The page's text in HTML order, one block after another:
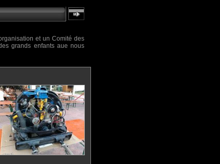
et un Comité des
grands enfants aue nous